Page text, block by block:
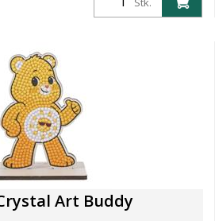
Art Buddy